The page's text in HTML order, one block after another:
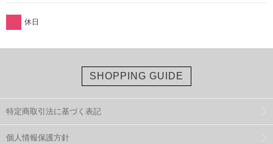
休日
SHOPPING GUIDE
特定商取引法に基づく表記
個人情報保護方針